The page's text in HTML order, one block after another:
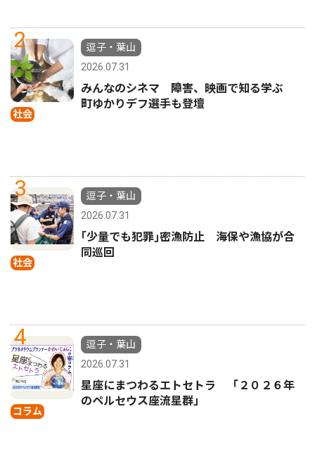
2
社会
逗子・葉山
2026.07.31
みんなのシネマ 障害、映画で知る学ぶ
町ゆかりデフ選手も登壇
3
社会
逗子・葉山
2026.07.31
｢少量でも犯罪｣密漁防止 海保や漁協が合
同巡回
4
コラム
逗子・葉山
2026.07.31
星座にまつわるエトセトラ 「２０２６年
のペルセウス座流星群」